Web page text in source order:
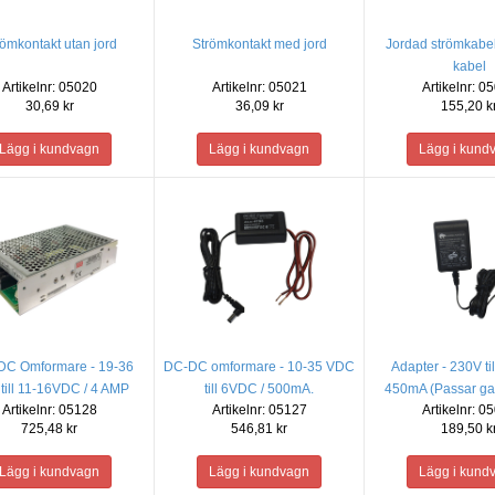
utan jord
Artikelnr: 05020
30,69 kr
Strömkontakt med jord
Artikelnr: 05021
36,09 kr
Jordad
kabel
Artikelnr:
155,20
Omformare - 19-36
11-16VDC / 4 AMP
Artikelnr: 05128
725,48 kr
DC-DC omformare - 10-35 VDC
till 6VDC / 500mA.
Artikelnr: 05127
546,81 kr
Adapter - 230V
450mA (Passar
Link)
Artikelnr:
189,50